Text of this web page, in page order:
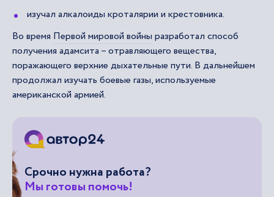
изучал алкалоиды кроталярии и крестовника.
Во время Первой мировой войны разработал способ
получения адамсита – отравляющего вещества,
поражающего верхние дыхательные пути. В дальнейшем
продолжал изучать боевые газы, используемые
американской армией.
Срочно нужна работа?
Мы готовы помочь!